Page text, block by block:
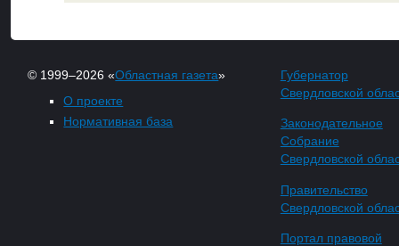
© 1999–2026 «Областная газета»
О проекте
Нормативная база
Губернатор
Свердловской
Законодательное
Собрание
Свердловской
Правительство
Свердловской
Портал правовой